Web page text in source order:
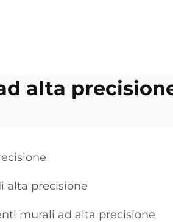
alta
alta precisione
murali ad alta precisione